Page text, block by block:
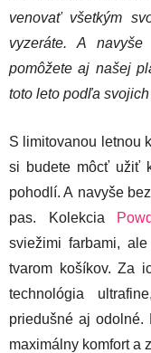
venovať všetkým
vyzeráte. A
pomôžete aj našej
toto leto podľa
S limitovanou letnou
si budete môcť užiť
pohodlí. A navyše
pas. Kolekcia
sviežimi farbami,
tvarom košíkov. Za
technológia
priedušné aj odolné.
maximálny komfort a